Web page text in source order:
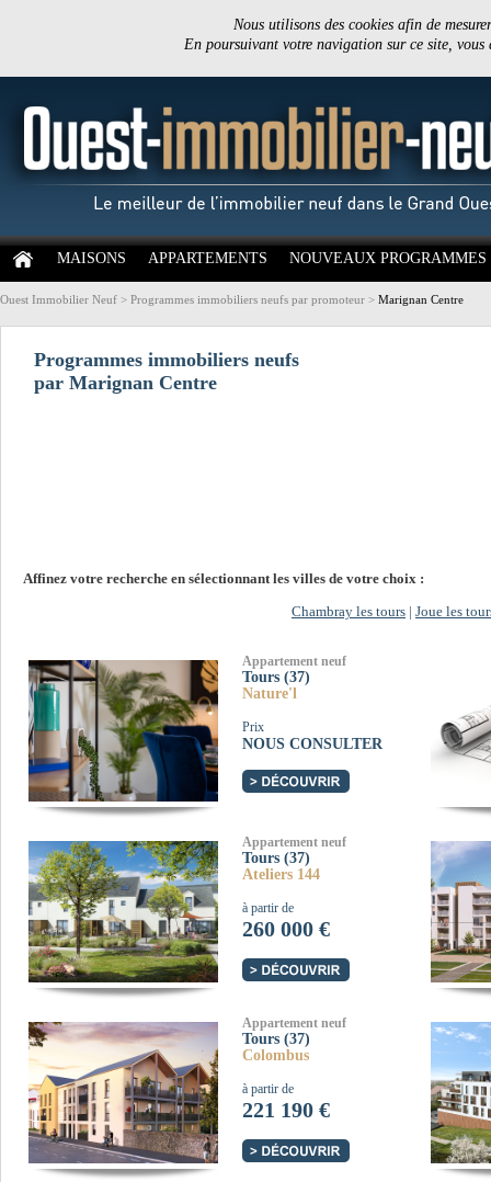
Nous utilisons des cookies afin de
En poursuivant votre navigation sur ce site,
MAISONS APPARTEMENTS NOUVEAUX PROGRAMMES
Ouest Immobilier Neuf > Programmes immobiliers neufs par promoteur > Marignan Centre
Programmes immobiliers neufs
par Marignan Centre
Affinez votre recherche en sélectionnant les villes de votre choix :
Chambray les tours Joue les
Appartement neuf
Tours (37)
Nature'l
Prix
NOUS CONSULTER
Appartement neuf
Tours (37)
Ateliers 144
à partir de
260 000 €
Appartement neuf
Tours (37)
Colombus
à partir de
221 190 €